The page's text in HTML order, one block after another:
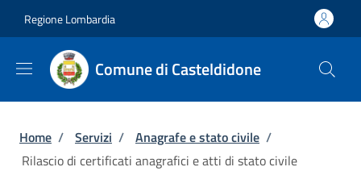
Regione Lombardia
Comune di Casteldidone
Briciole di pane
Home / Servizi / Anagrafe e stato civile /
Rilascio di certificati anagrafici e atti di stato civile